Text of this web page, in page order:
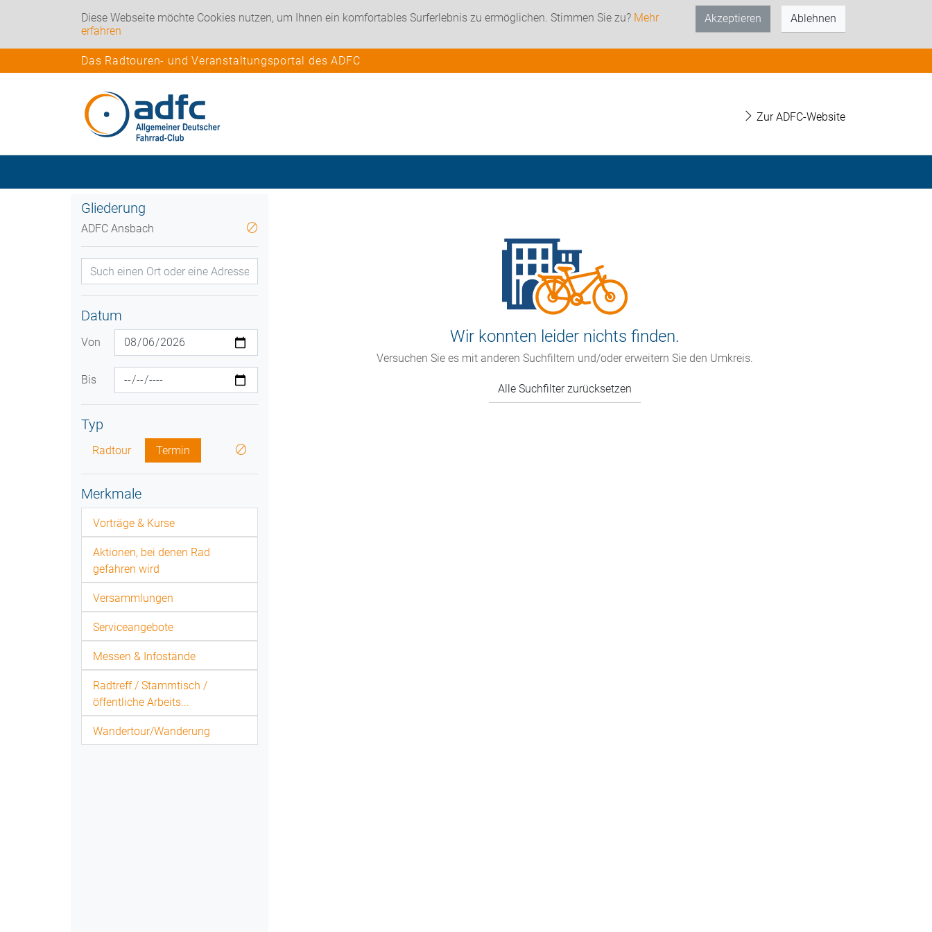
Diese Webseite möchte Cookies nutzen, um Ihnen ein komfortables Surferlebnis zu ermöglichen. Stimmen Sie zu? Mehr
erfahren
Akzeptieren Ablehnen
Das Radtouren- und Veranstaltungsportal des ADFC
Zur ADFC-Website
Gliederung
ADFC Ansbach
Datum
Von
Bis
Typ
Radtour Termin
Merkmale
Vorträge & Kurse
Aktionen, bei denen Rad
gefahren wird
Versammlungen
Serviceangebote
Messen & Infostände
Radtreff / Stammtisch /
öffentliche Arbeits...
Wandertour/Wanderung
Wir konnten leider nichts finden.
Versuchen Sie es mit anderen Suchfiltern und/oder erweitern Sie den Umkreis.
Alle Suchfilter zurücksetzen